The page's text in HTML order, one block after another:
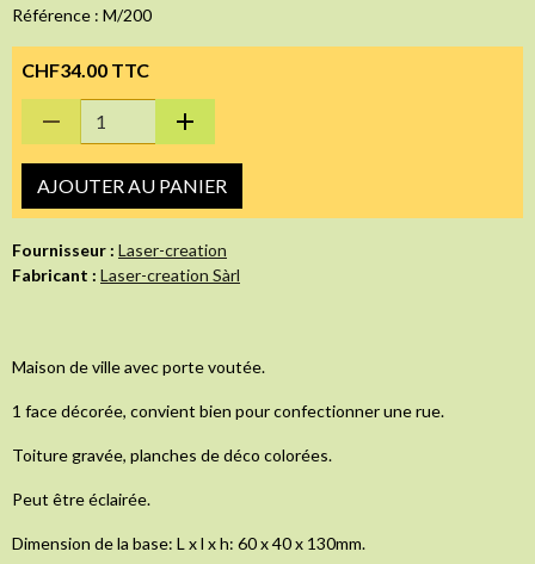
Référence : M/200
CHF34.00 TTC
AJOUTER AU PANIER
Fournisseur : Laser-creation
Fabricant : Laser-creation Sàrl
Maison de ville avec porte voutée.
1 face décorée, convient bien pour confectionner une rue.
Toiture gravée, planches de déco colorées.
Peut être éclairée.
Dimension de la base: L x l x h: 60 x 40 x 130mm.